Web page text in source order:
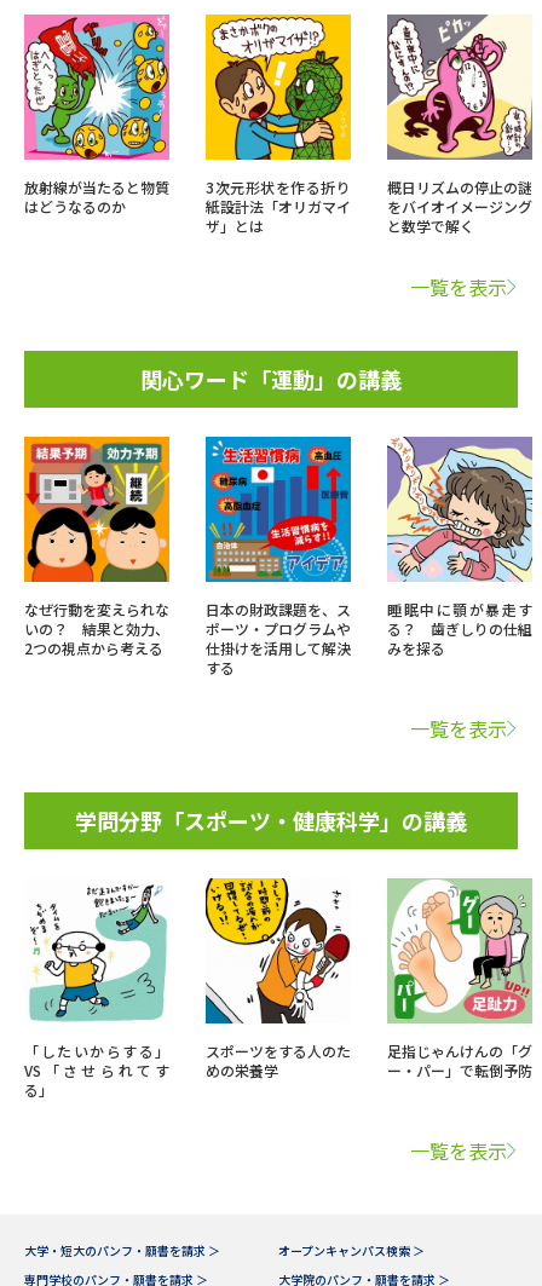
放射線が当たると物質
はどうなるのか
3次元形状を作る折り
紙設計法「オリガマイ
ザ」とは
概日リズムの停止の謎
をバイオイメージング
と数学で解く
一覧を表示
関心ワード「運動」の講義
なぜ行動を変えられな
いの？ 結果と効力、
2つの視点から考える
日本の財政課題を、ス
ポーツ・プログラムや
仕掛けを活用して解決
する
睡眠中に顎が暴走す
る？ 歯ぎしりの仕組
みを探る
一覧を表示
学問分野「スポーツ・健康科学」の講義
「したいからする」
VS「させられてす
る」
スポーツをする人のた
めの栄養学
足指じゃんけんの「グ
ー・パー」で転倒予防
一覧を表示
大学・短大のパンフ・願書を請求 ＞
オープンキャンパス検索 ＞
専門学校のパンフ・願書を請求 ＞
大学院のパンフ・願書を請求 ＞